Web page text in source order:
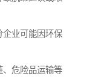
业可能因环保
危险品运输等